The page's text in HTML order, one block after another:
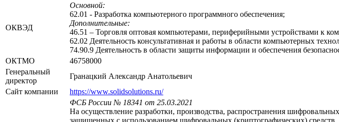
ОКВЭД
Основной:
62.01 - Разработка компьютерного программного обеспечения;
Дополнительные:
46.51 – Торговля оптовая компьютерами, периферийными устройствами к
62.02 Деятельность консультативная и работы в области компьютерных
74.90.9 Деятельность в области защиты информации и обеспечения
ОКТМО
46758000
Генеральный
директор
Гранацкий Александр Анатольевич
Сайт компании
https://www.solidsolutions.ru/
ФСБ России № 18341 от 25.03.2021
На осуществление разработки, производства, распространения
защищенных с использованием шифровальных (криптографических)